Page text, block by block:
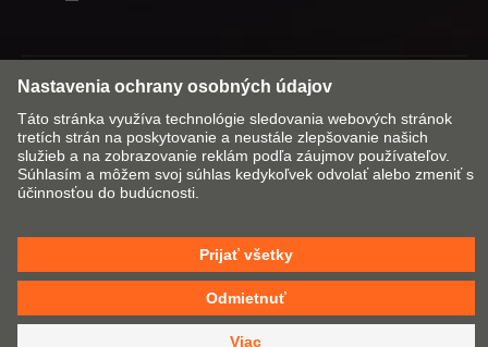
Zmeniť trh a jazyk
Kontakt Tiráž Právní pokyny